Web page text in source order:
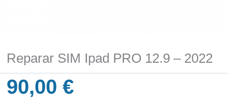
Reparar SIM Ipad PRO 12.9 – 2022
90,00€